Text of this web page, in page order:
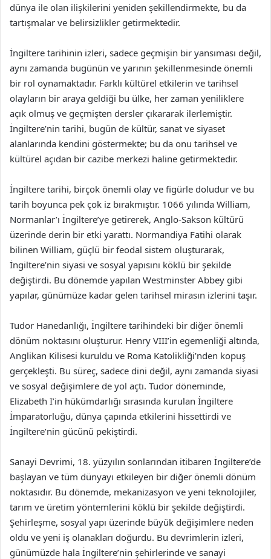
dünya ile olan ilişkilerini yeniden şekillendirmekte, bu da
tartışmalar ve belirsizlikler getirmektedir.
İngiltere tarihinin izleri, sadece geçmişin bir yansıması değil,
aynı zamanda bugünün ve yarının şekillenmesinde önemli
bir rol oynamaktadır. Farklı kültürel etkilerin ve tarihsel
olayların bir araya geldiği bu ülke, her zaman yeniliklere
açık olmuş ve geçmişten dersler çıkararak ilerlemiştir.
İngiltere’nin tarihi, bugün de kültür, sanat ve siyaset
alanlarında kendini göstermekte; bu da onu tarihsel ve
kültürel açıdan bir cazibe merkezi haline getirmektedir.
İngiltere tarihi, birçok önemli olay ve figürle doludur ve bu
tarih boyunca pek çok iz bırakmıştır. 1066 yılında William,
Normanlar’ı İngiltere’ye getirerek, Anglo-Sakson kültürü
üzerinde derin bir etki yarattı. Normandiya Fatihi olarak
bilinen William, güçlü bir feodal sistem oluşturarak,
İngiltere’nin siyasi ve sosyal yapısını köklü bir şekilde
değiştirdi. Bu dönemde yapılan Westminster Abbey gibi
yapılar, günümüze kadar gelen tarihsel mirasın izlerini taşır.
Tudor Hanedanlığı, İngiltere tarihindeki bir diğer önemli
dönüm noktasını oluşturur. Henry VIII’in egemenliği altında,
Anglikan Kilisesi kuruldu ve Roma Katolikliği’nden kopuş
gerçekleşti. Bu süreç, sadece dini değil, aynı zamanda siyasi
ve sosyal değişimlere de yol açtı. Tudor döneminde,
Elizabeth I’in hükümdarlığı sırasında kurulan İngiltere
İmparatorluğu, dünya çapında etkilerini hissettirdi ve
İngiltere’nin gücünü pekiştirdi.
Sanayi Devrimi, 18. yüzyılın sonlarından itibaren İngiltere’de
başlayan ve tüm dünyayı etkileyen bir diğer önemli dönüm
noktasıdır. Bu dönemde, mekanizasyon ve yeni teknolojiler,
tarım ve üretim yöntemlerini köklü bir şekilde değiştirdi.
Şehirleşme, sosyal yapı üzerinde büyük değişimlere neden
oldu ve yeni iş olanakları doğurdu. Bu devrimlerin izleri,
günümüzde hala İngiltere’nin şehirlerinde ve sanayi